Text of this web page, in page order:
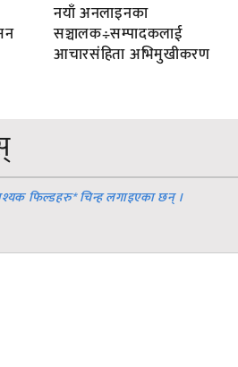
नयाँ अनलाइनका
सञ्चालक÷सम्पादकलाई
आचारसंहिता अभिमुखीकरण
फिल्डहरु*चिन्ह लगाइएका छन् ।